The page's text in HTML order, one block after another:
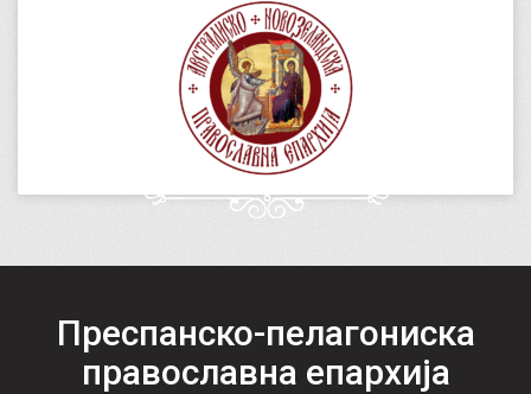
Преспанско-пелагониска
православна епархија